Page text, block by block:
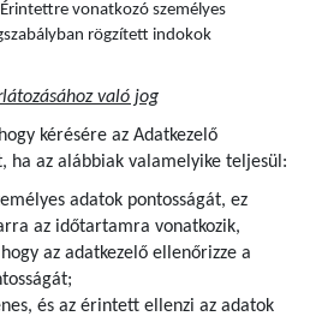
vonatkozó személyes
rögzített indokok
való jog
kérésére az Adatkezelő
ha az alábbiak valamelyike teljesül:
adatok pontosságát, ez
az időtartamra vonatkozik,
az adatkezelő ellenőrizze a
és az érintett ellenzi az adatok